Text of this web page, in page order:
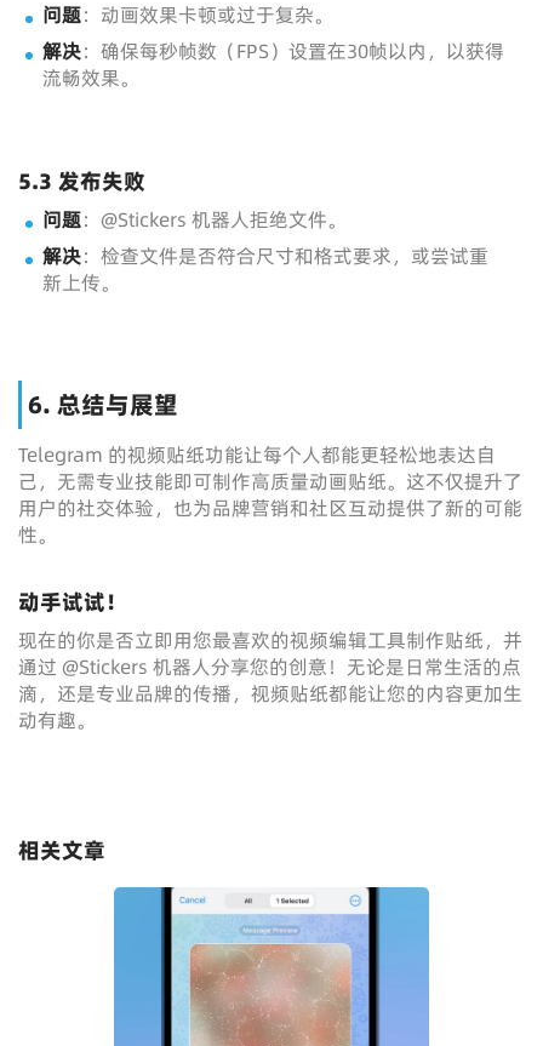
问题：动画效果卡顿或过于复杂。
解决：确保每秒帧数（FPS）设置在30帧以内，以获得
流畅效果。
5.3 发布失败
问题：@Stickers 机器人拒绝文件。
解决：检查文件是否符合尺寸和格式要求，或尝试重
新上传。
6. 总结与展望
Telegram 的视频贴纸功能让每个人都能更轻松地表达自
己，无需专业技能即可制作高质量动画贴纸。这不仅提升了
用户的社交体验，也为品牌营销和社区互动提供了新的可能
性。
动手试试！
现在的你是否立即用您最喜欢的视频编辑工具制作贴纸，并
通过 @Stickers 机器人分享您的创意！无论是日常生活的点
滴，还是专业品牌的传播，视频贴纸都能让您的内容更加生
动有趣。
相关文章